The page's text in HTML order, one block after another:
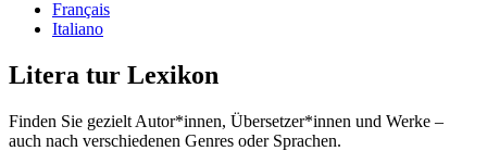
Français
Italiano
Litera tur Lexikon
Finden Sie gezielt Autor*innen, Übersetzer*innen und Werke –
auch nach verschiedenen Genres oder Sprachen.